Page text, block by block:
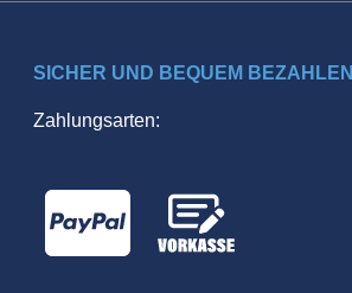
SICHER UND BEQUEM BEZAHLEN
Zahlungsarten: